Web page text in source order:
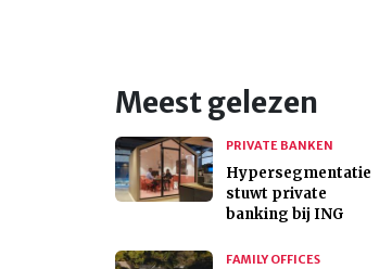
Meest gelezen
PRIVATE BANKEN
Hypersegmentatie
stuwt private
banking bij ING
FAMILY OFFICES